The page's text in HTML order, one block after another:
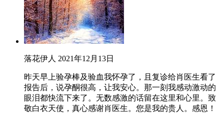
落花伊人 2021年12月13日
昨天早上验孕棒及验血我怀孕了，且复诊给肖医生看了
报告后，说孕酮很高，让我安心。那一刻我感动激动的
眼泪都快流下来了。无数感激的话留在这里和心里。致
敬白衣天使，真心感谢肖医生。您是我的贵人。感恩！